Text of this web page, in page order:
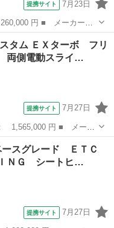
提携サイト 7月23日
レード名： モデュー
正コンプリートカー》
タム ＥＸターボ フリ
側電動スライ…
提携サイト 7月27日
スタム ■ グレード
両側電動スライド 純
ースグレード ＥＴＣ
ＩＮＧ シートヒ…
提携サイト 7月27日